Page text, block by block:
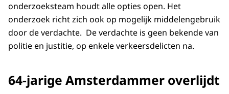
onderzoeksteam houdt alle opties open. Het
onderzoek richt zich ook op mogelijk middelengebruik
door de verdachte. De verdachte is geen bekende van
politie en justitie, op enkele verkeersdelicten na.
64-jarige Amsterdammer overlijdt